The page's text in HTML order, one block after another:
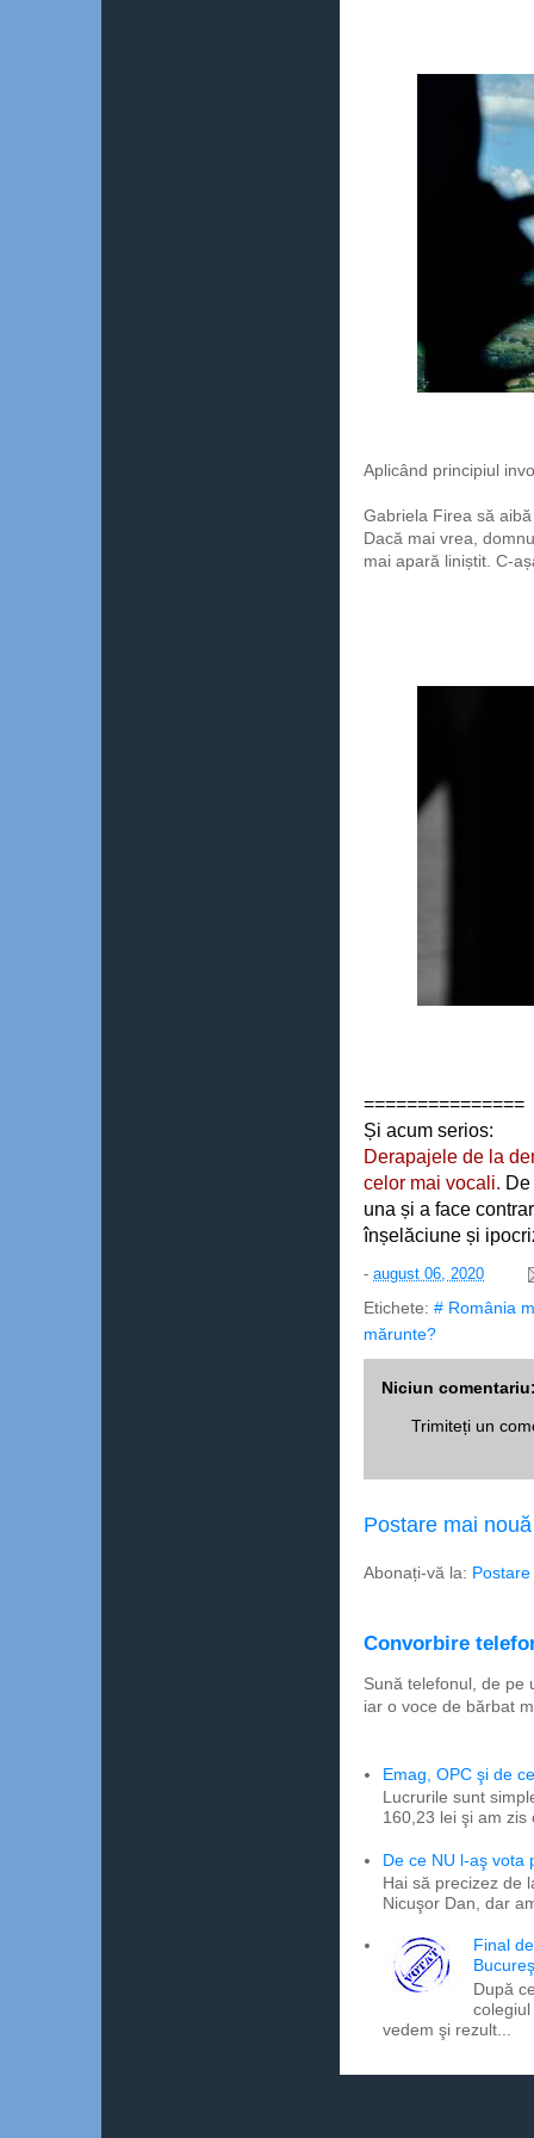
Aplicând principiul
Gabriela Firea să
Dacă mai vrea,
mai apară liniștit. C-
===============
Și acum serios:
Derapajele de la
celor mai vocali.
una și a face
înșelăciune și
- august 06, 2020
Etichete: # România
mărunte?
Niciun
Trimiteți un
Postare mai nouă
Abonați-vă la:
Convorbire
Sună telefonul, de pe
iar o voce de bărbat
Emag, OPC şi de
Lucrurile sunt
160,23 lei şi am
De ce NU l-aş vota
Hai să precizez de
Nicuşor Dan, dar
Final
După
vedem şi rezult...